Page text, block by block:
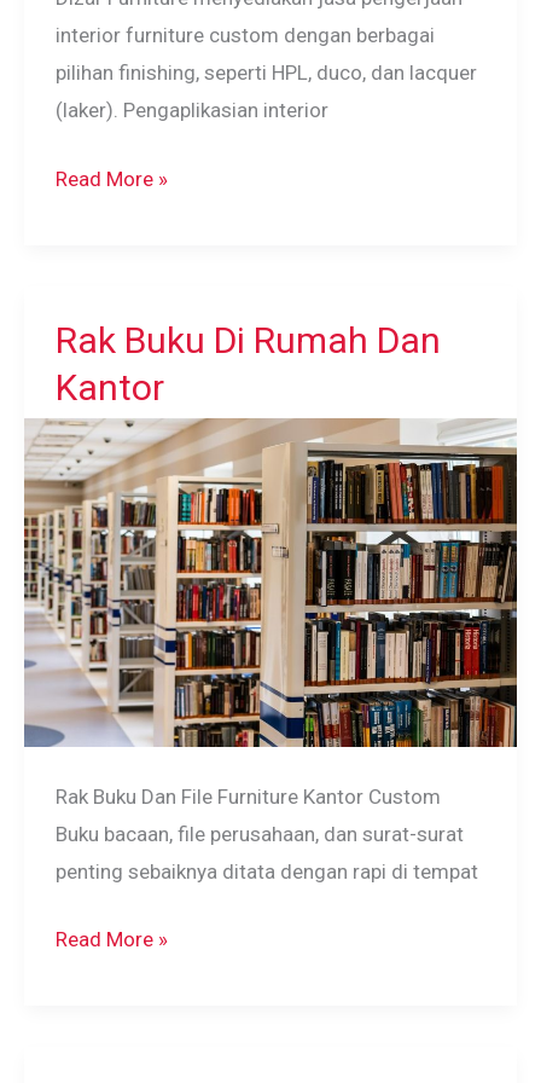
interior furniture custom dengan berbagai
pilihan finishing, seperti HPL, duco, dan lacquer
(laker). Pengaplikasian interior
Interior
Read More »
Rak Buku Di Rumah Dan
Kantor
Rak Buku Dan File Furniture Kantor Custom
Buku bacaan, file perusahaan, dan surat-surat
penting sebaiknya ditata dengan rapi di tempat
Rak
Read More »